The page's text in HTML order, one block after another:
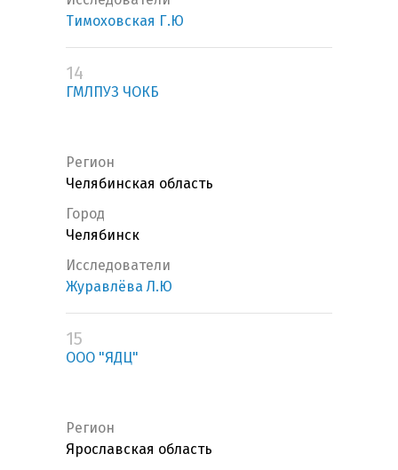
Тимоховская Г.Ю
14
ГМЛПУЗ ЧОКБ
Регион
Челябинская область
Город
Челябинск
Исследователи
Журавлёва Л.Ю
15
ООО "ЯДЦ"
Регион
Ярославская область